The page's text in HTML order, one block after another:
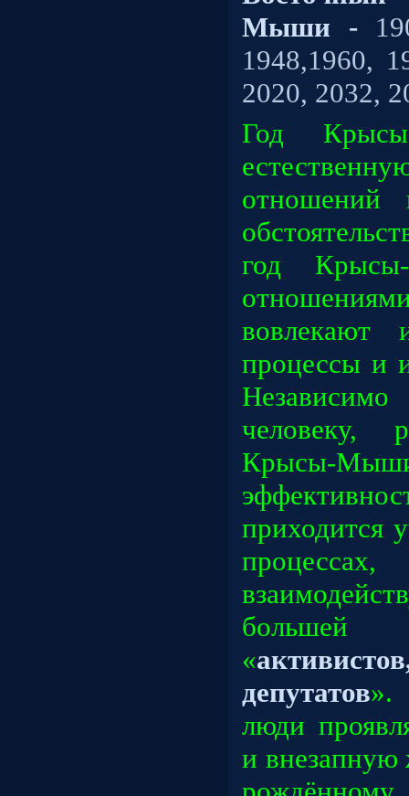
Мыши -
1948,1960,
2020, 2032,
Год
отношений
год
вовлекают
процессы и
человеку,
Крысы-
приходится
«
депутатов».
люди
и внезапную